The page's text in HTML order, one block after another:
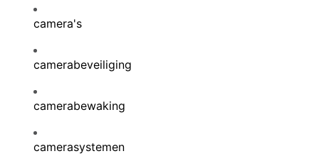
camera's
camerabeveiliging
camerabewaking
camerasystemen